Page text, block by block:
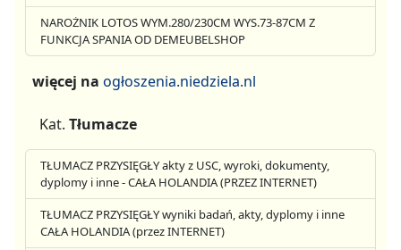
NAROŻNIK LOTOS WYM.280/230CM WYS.73-87CM Z
FUNKCJA SPANIA OD DEMEUBELSHOP
więcej na ogłoszenia.niedziela.nl
Kat. Tłumacze
TŁUMACZ PRZYSIĘGŁY akty z USC, wyroki, dokumenty,
dyplomy i inne - CAŁA HOLANDIA (PRZEZ INTERNET)
TŁUMACZ PRZYSIĘGŁY wyniki badań, akty, dyplomy i inne
CAŁA HOLANDIA (przez INTERNET)